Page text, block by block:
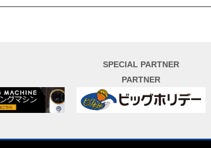
SPECIAL PARTNER
PARTNER